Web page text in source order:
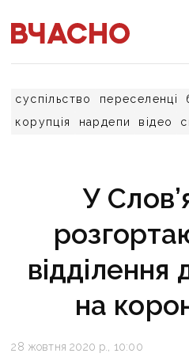
суспільство переселенці
корупція
нардепи відео
У
відділення
на
28 жовтня 2020 р., 10:00